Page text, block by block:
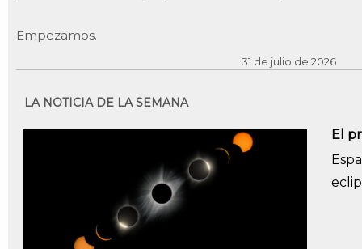
Empezamos.
31 de julio de 2026
LA NOTICIA DE LA SEMANA
El